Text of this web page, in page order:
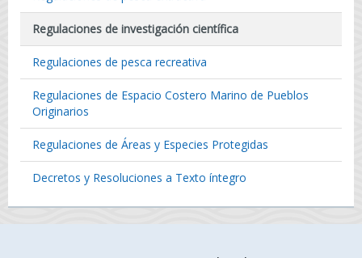
Regulaciones de investigación científica
Regulaciones de pesca recreativa
Regulaciones de Espacio Costero Marino de Pueblos
Originarios
Regulaciones de Áreas y Especies Protegidas
Decretos y Resoluciones a Texto íntegro